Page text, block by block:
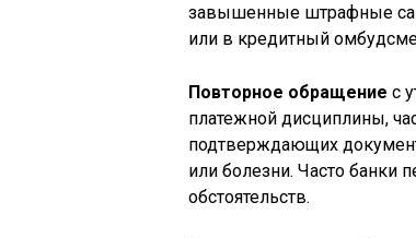
завышенные штрафные
или в кредитный
Повторное обращение с
платежной дисциплины,
подтверждающих
или болезни. Часто банки
обстоятельств.